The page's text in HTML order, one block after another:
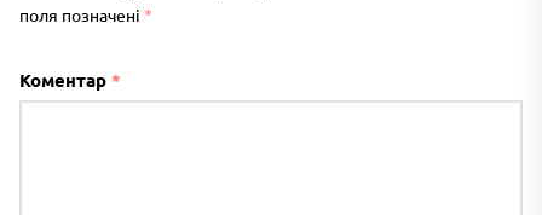
поля позначені *
Коментар *